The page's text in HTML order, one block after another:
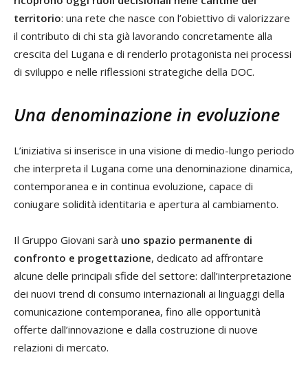
territorio: una rete che nasce con l’obiettivo di valorizzare
il contributo di chi sta già lavorando concretamente alla
crescita del Lugana e di renderlo protagonista nei processi
di sviluppo e nelle riflessioni strategiche della DOC.
Una denominazione in evoluzione
L’iniziativa si inserisce in una visione di medio-lungo periodo
che interpreta il Lugana come una denominazione dinamica,
contemporanea e in continua evoluzione, capace di
coniugare solidità identitaria e apertura al cambiamento.
Il Gruppo Giovani sarà uno spazio permanente di
confronto e progettazione, dedicato ad affrontare
alcune delle principali sfide del settore: dall’interpretazione
dei nuovi trend di consumo internazionali ai linguaggi della
comunicazione contemporanea, fino alle opportunità
offerte dall’innovazione e dalla costruzione di nuove
relazioni di mercato.